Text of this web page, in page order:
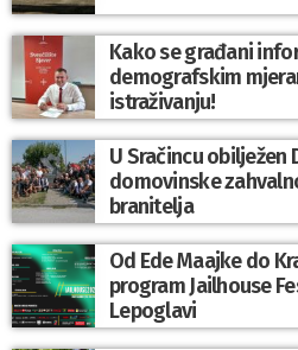
Kako se građani
demografskim
istraživanju!
U Sračincu obilježen
domovinske
branitelja
Od Ede Maajke do
program Jailhouse
Lepoglavi